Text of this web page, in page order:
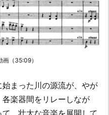
（35:09）
まった川の源流が、やが
楽器間をリレーしなが
、壮大な音楽を展開して